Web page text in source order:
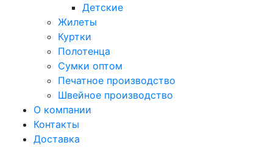
Детские
Жилеты
Куртки
Полотенца
Сумки оптом
Печатное производство
Швейное производство
О компании
Контакты
Доставка